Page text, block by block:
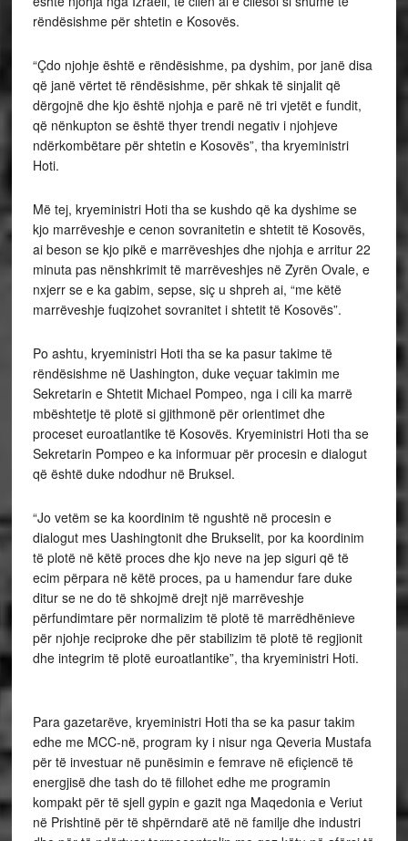
rëndësishme për shtetin e Kosovës.
“Çdo njohje është e rëndësishme, pa dyshim, por janë disa
që janë vërtet të rëndësishme, për shkak të sinjalit që
dërgojnë dhe kjo është njohja e parë në tri vjetët e fundit,
që nënkupton se është thyer trendi negativ i njohjeve
ndërkombëtare për shtetin e Kosovës”, tha kryeministri
Hoti.
Më tej, kryeministri Hoti tha se kushdo që ka dyshime se
kjo marrëveshje e cenon sovranitetin e shtetit të Kosovës,
ai beson se kjo pikë e marrëveshjes dhe njohja e arritur 22
minuta pas nënshkrimit të marrëveshjes në Zyrën Ovale, e
nxjerr se e ka gabim, sepse, siç u shpreh ai, “me këtë
marrëveshje fuqizohet sovranitet i shtetit të Kosovës”.
Po ashtu, kryeministri Hoti tha se ka pasur takime të
rëndësishme në Uashington, duke veçuar takimin me
Sekretarin e Shtetit Michael Pompeo, nga i cili ka marrë
mbështetje të plotë si gjithmonë për orientimet dhe
proceset euroatlantike të Kosovës. Kryeministri Hoti tha se
Sekretarin Pompeo e ka informuar për procesin e dialogut
që është duke ndodhur në Bruksel.
“Jo vetëm se ka koordinim të ngushtë në procesin e
dialogut mes Uashingtonit dhe Brukselit, por ka koordinim
të plotë në këtë proces dhe kjo neve na jep siguri që të
ecim përpara në këtë proces, pa u hamendur fare duke
ditur se ne do të shkojmë drejt një marrëveshje
përfundimtare për normalizim të plotë të marrëdhënieve
për njohje reciproke dhe për stabilizim të plotë të regjionit
dhe integrim të plotë euroatlantike”, tha kryeministri Hoti.
Para gazetarëve, kryeministri Hoti tha se ka pasur takim
edhe me MCC-në, program ky i nisur nga Qeveria Mustafa
për të investuar në punësimin e femrave në efiçiencë të
energjisë dhe tash do të fillohet edhe me programin
kompakt për të sjell gypin e gazit nga Maqedonia e Veriut
në Prishtinë për të shpërndarë atë në familje dhe industri